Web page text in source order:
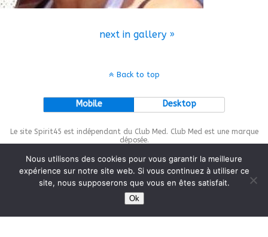
next in gallery »
Back to top
Mobile Desktop
Le site Spirit45 est indépendant du Club Med. Club Med est une marque
déposée.
This site is protected bywp-copyrightpro.com
Nous utilisons des cookies pour vous garantir la meilleure
expérience sur notre site web. Si vous continuez à utiliser ce
site, nous supposerons que vous en êtes satisfait.
Ok